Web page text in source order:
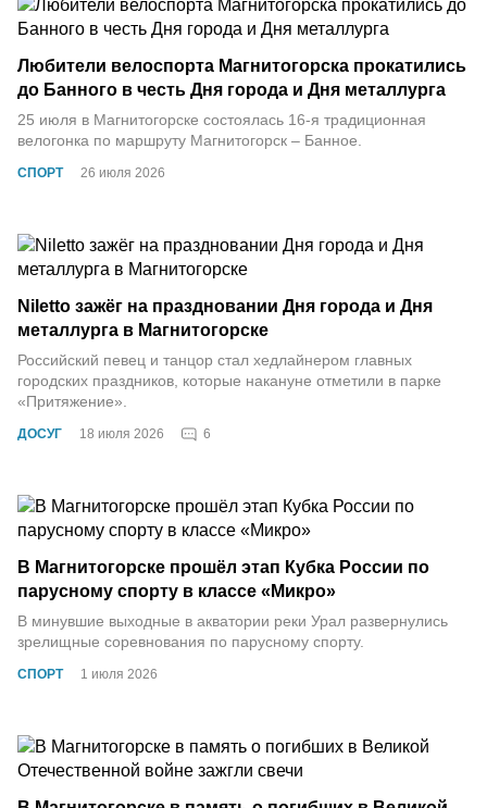
СПОРТ 26 июля 2026
Любители велоспорта Магнитогорска прокатились
до Банного в честь Дня города и Дня металлурга
25 июля в Магнитогорске состоялась 16‑я традиционная
велогонка по маршруту Магнитогорск – Банное.
ДОСУГ 18 июля 2026 6
Niletto зажёг на праздновании Дня города и Дня
металлурга в Магнитогорске
Российский певец и танцор стал хедлайнером главных
городских праздников, которые накануне отметили в парке
«Притяжение».
СПОРТ 1 июля 2026
В Магнитогорске прошёл этап Кубка России по
парусному спорту в классе «Микро»
В минувшие выходные в акватории реки Урал развернулись
зрелищные соревнования по парусному спорту.